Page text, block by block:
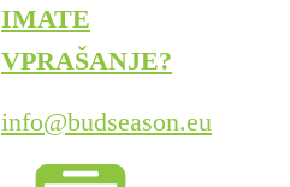
IMATE
VPRAŠANJE?
info@budseason.eu